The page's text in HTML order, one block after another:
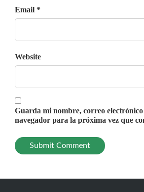
Email *
Website
Guarda mi nombre, correo electrónico
navegador para la próxima vez que